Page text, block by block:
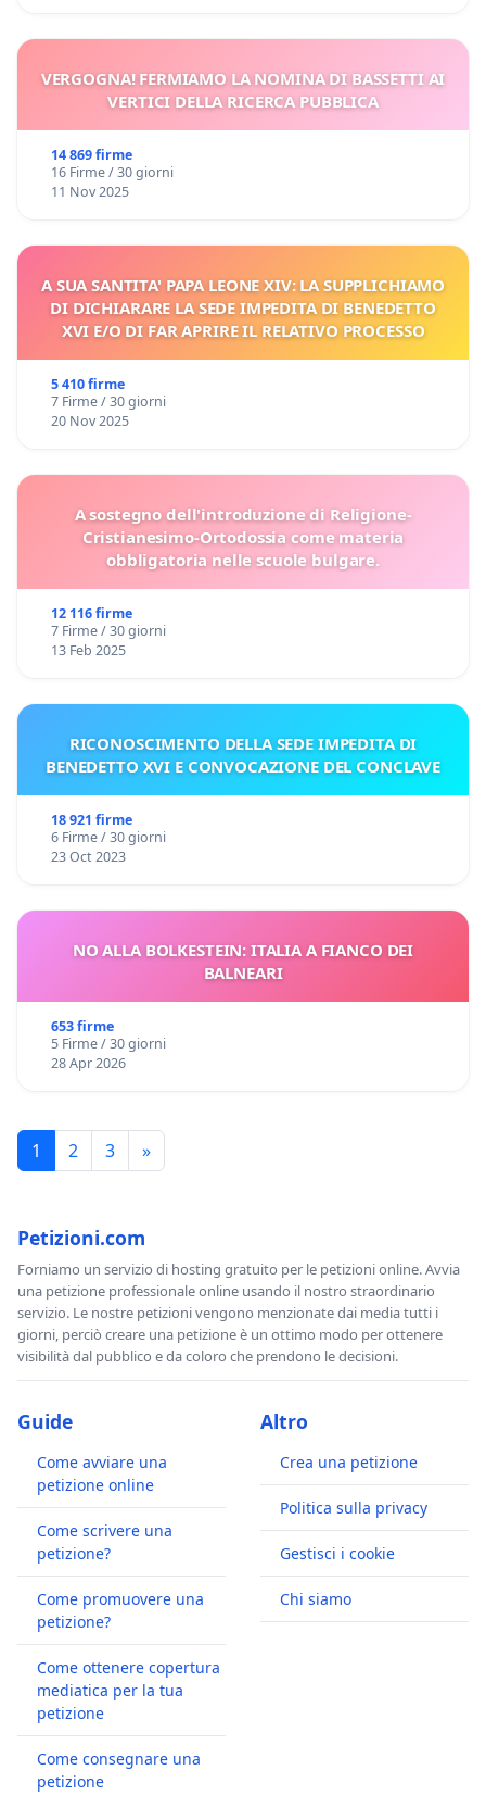
VERGOGNA! FERMIAMO LA NOMINA DI BASSETTI AI
VERTICI DELLA RICERCA PUBBLICA
14 869 firme
16 Firme / 30 giorni
11 Nov 2025
A SUA SANTITA' PAPA LEONE XIV: LA SUPPLICHIAMO
DI DICHIARARE LA SEDE IMPEDITA DI BENEDETTO
XVI E/O DI FAR APRIRE IL RELATIVO PROCESSO
5 410 firme
7 Firme / 30 giorni
20 Nov 2025
A sostegno dell'introduzione di Religione-
Cristianesimo-Ortodossia come materia
obbligatoria nelle scuole bulgare.
12 116 firme
7 Firme / 30 giorni
13 Feb 2025
RICONOSCIMENTO DELLA SEDE IMPEDITA DI
BENEDETTO XVI E CONVOCAZIONE DEL CONCLAVE
18 921 firme
6 Firme / 30 giorni
23 Oct 2023
NO ALLA BOLKESTEIN: ITALIA A FIANCO DEI
BALNEARI
653 firme
5 Firme / 30 giorni
28 Apr 2026
1 2 3 »
Petizioni.com
Forniamo un servizio di hosting gratuito per le petizioni online. Avvia
una petizione professionale online usando il nostro straordinario
servizio. Le nostre petizioni vengono menzionate dai media tutti i
giorni, perciò creare una petizione è un ottimo modo per ottenere
visibilità dal pubblico e da coloro che prendono le decisioni.
Guide
Come avviare una
petizione online
Come scrivere una
petizione?
Come promuovere una
petizione?
Come ottenere copertura
mediatica per la tua
petizione
Come consegnare una
petizione
Altro
Crea una petizione
Politica sulla privacy
Gestisci i cookie
Chi siamo